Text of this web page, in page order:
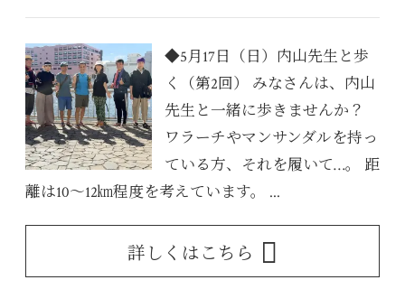
◆5月17日（日）内山先生と歩
く（第2回） みなさんは、内山
先生と一緒に歩きませんか？
ワラーチやマンサンダルを持っ
ている方、それを履いて…。 距
離は10～12㎞程度を考えています。 ...
詳しくはこちら